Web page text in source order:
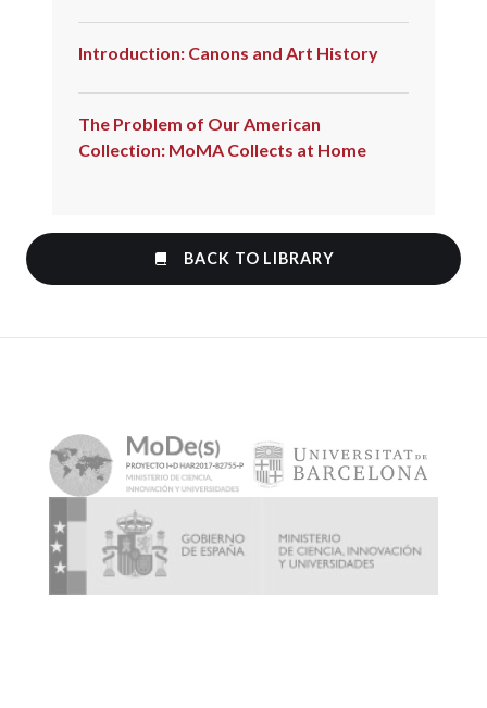
Introduction: Canons and Art History
The Problem of Our American
Collection: MoMA Collects at Home
BACK TO LIBRARY